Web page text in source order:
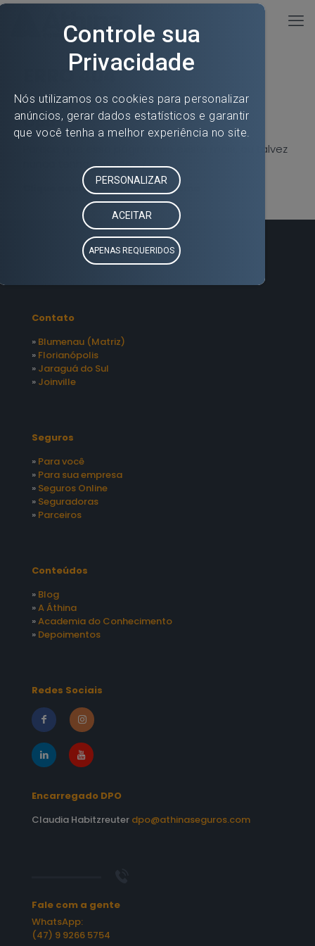
ERRO 404
Opa!
Parece que essa página não existe mais, ou talvez
nunca tenha existido =/
Clique aqui para voltar para home
Contato
» Blumenau (Matriz)
» Florianópolis
» Jaraguá do Sul
» Joinville
Seguros
» Para você
» Para sua empresa
» Seguros Online
» Seguradoras
» Parceiros
Conteúdos
» Blog
»A Áthina
»Academia do Conhecimento
» Depoimentos
Redes Sociais
Encarregado DPO
Claudia Habitzreuter dpo@athinaseguros.com
Fale com a gente
WhatsApp:
(47) 9 9266 5754